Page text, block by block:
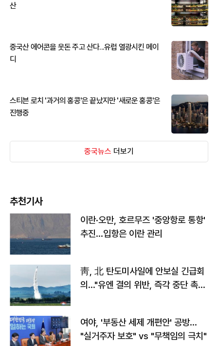
산
중국산 에어콘을 웃돈 주고 산다...유럽 열광시킨 메이
디
스티븐 로치 '과거의 홍콩'은 끝났지만 '새로운 홍콩'은
진행중
중국뉴스 더보기
추천기사
이란·오만, 호르무즈 '중앙항로 통항'
추진…입항은 이란 관리
靑, 北 탄도미사일에 안보실 긴급회
의…"유엔 결의 위반, 즉각 중단 촉
여야, '부동산 세제 개편안' 공방…
"실거주자 보호" vs "무책임의 극치"